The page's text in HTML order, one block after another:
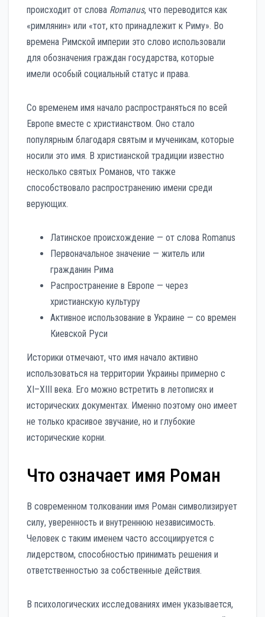
происходит от слова Romanus, что переводится как
«римлянин» или «тот, кто принадлежит к Риму». Во
времена Римской империи это слово использовали
для обозначения граждан государства, которые
имели особый социальный статус и права.
Со временем имя начало распространяться по всей
Европе вместе с христианством. Оно стало
популярным благодаря святым и мученикам, которые
носили это имя. В христианской традиции известно
несколько святых Романов, что также
способствовало распространению имени среди
верующих.
Латинское происхождение — от слова Romanus
Первоначальное значение — житель или
гражданин Рима
Распространение в Европе — через
христианскую культуру
Активное использование в Украине — со времен
Киевской Руси
Историки отмечают, что имя начало активно
использоваться на территории Украины примерно с
XI–XIII века. Его можно встретить в летописях и
исторических документах. Именно поэтому оно имеет
не только красивое звучание, но и глубокие
исторические корни.
Что означает имя Роман
В современном толковании имя Роман символизирует
силу, уверенность и внутреннюю независимость.
Человек с таким именем часто ассоциируется с
лидерством, способностью принимать решения и
ответственностью за собственные действия.
В психологических исследованиях имен указывается,